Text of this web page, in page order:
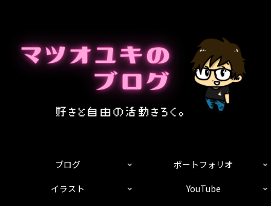
ブログ
ポートフォリオ
イラスト
YouTube